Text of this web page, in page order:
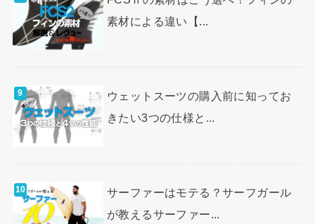
素材による違い【...
ウェットスーツの購入前に知ってお
きたい3つの仕様と...
サーファーはモテる？サーフガール
が教えるサーファー...